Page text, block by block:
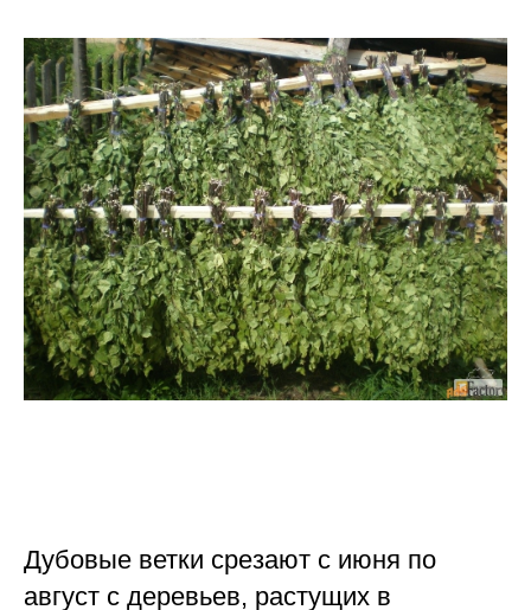
Дубовые ветки срезают с июня по
август с деревьев, растущих в